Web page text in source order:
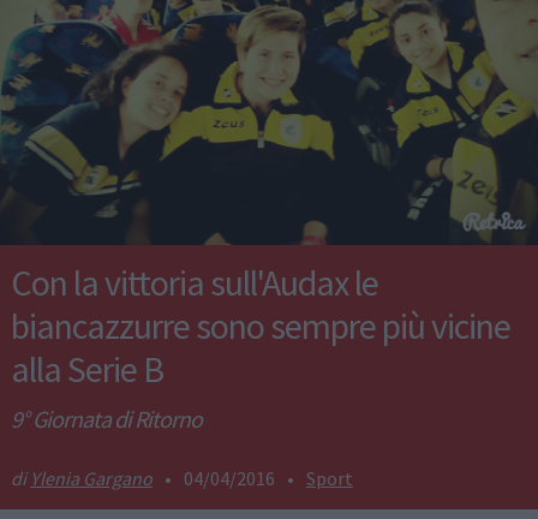
Con la vittoria sull'Audax le
biancazzurre sono sempre più vicine
alla Serie B
9° Giornata di Ritorno
Ylenia Gargano • 04/04/2016 • Sport